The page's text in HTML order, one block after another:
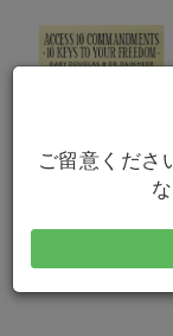
ご留意くださ